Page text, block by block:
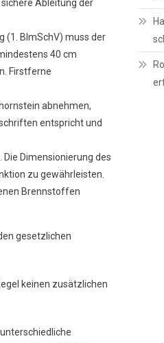
Ableitung der
(1. BImSchV) muss der
40 cm
Firstferne
abnehmen,
entspricht und
Dimensionierung des
zu gewährleisten.
Brennstoffen
gesetzlichen
keinen zusätzlichen